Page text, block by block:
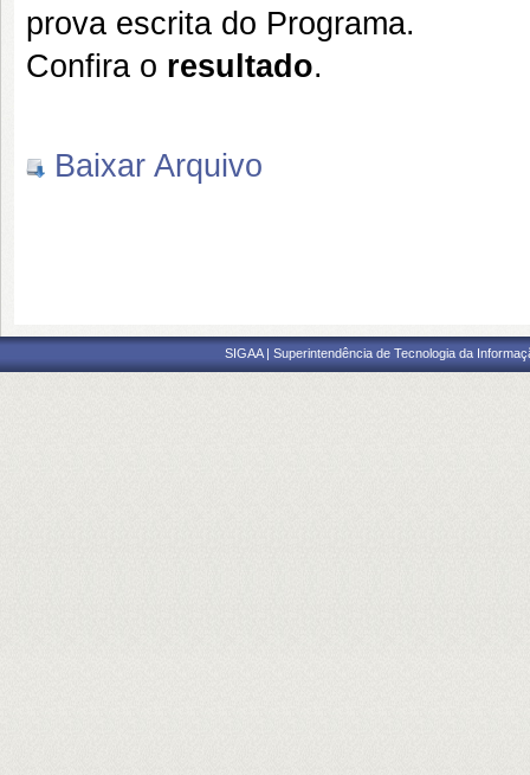
prova escrita do Programa.
Confira o resultado.
Baixar Arquivo
SIGAA | Superintendência de Tecnologia da